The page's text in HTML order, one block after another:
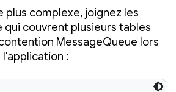
plus complexe, joignez les
qui couvrent plusieurs tables
MessageQueue lors
: